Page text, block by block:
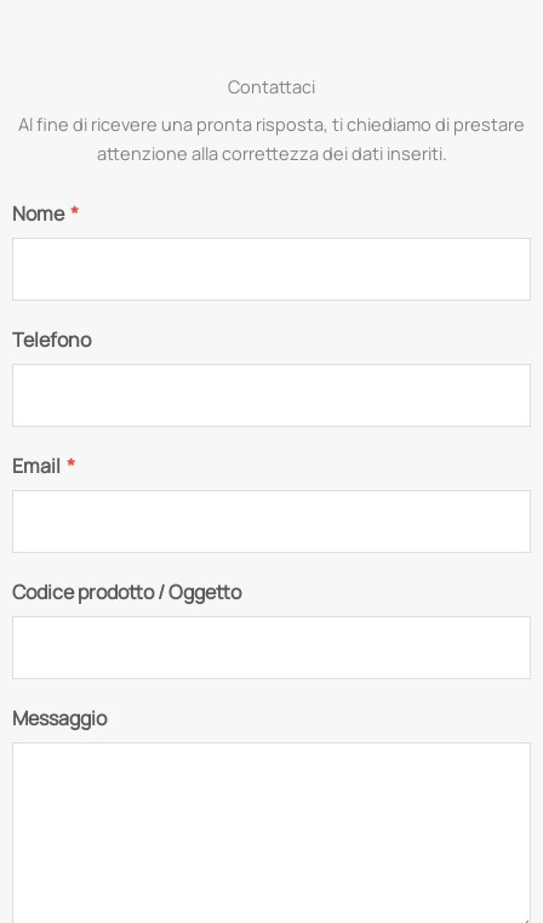
Contattaci
Al fine di ricevere una pronta risposta, ti chiediamo di prestare
attenzione alla correttezza dei dati inseriti.
Nome*
Telefono
Email *
Codice prodotto / Oggetto
Messaggio